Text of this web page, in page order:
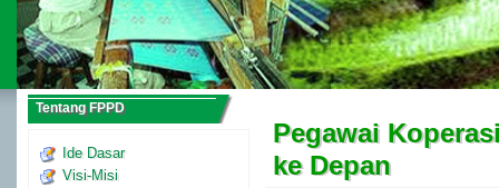
Tentang FPPD
Ide Dasar
Visi-Misi
Pegawai
ke Depan